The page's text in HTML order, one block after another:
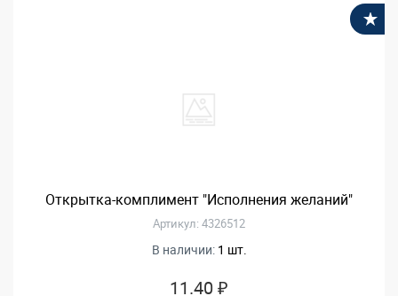
Открытка-комплимент "Исполнения желаний"
Артикул: 4326512
В наличии: 1 шт.
11.40 ₽